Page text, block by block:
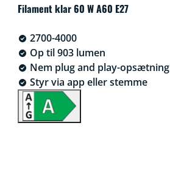
Filament klar 60 W A60 E27
2700-4000
Op til 903 lumen
Nem plug and play-opsætning
Styr via app eller stemme